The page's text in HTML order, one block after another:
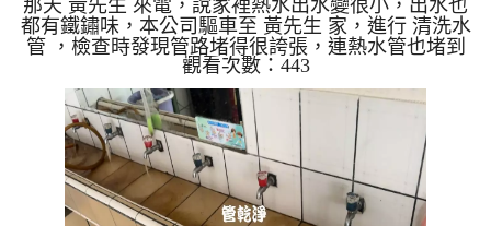
清洗水管
那天 黃先生 來電，說家裡熱水出水變很小，出水也
都有鐵鏽味，本公司驅車至 黃先生 家，進行 清洗水
管 ，檢查時發現管路堵得很誇張，連熱水管也堵到
幾乎沒空間，本公司架起 高周波水管清洗機，注
入 檸檬酸 至水管，等候約15分鐘，利用 水管清洗機
，開啟 水槌 模式，要把水管內的異物沖出來，一開
始水龍頭就噴出棕色，味道也很刺鼻，黃先生 說，
我家水管裡怎麼這麼髒!! 如是自來水，如水管老
化，會產生鐵鏽跟泥沙堆積，洗出來的水就會是咖啡
色，地下水含有氧化錳，管壁上會結...
觀看次數：443